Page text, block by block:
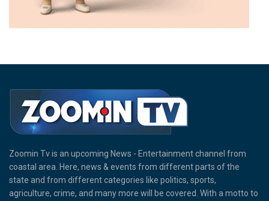
Zoomin Tv is an upcoming News - Entertainment channel from
coastal area. Here, news & events from different parts of the
state and from different categories like politics, sports,
agriculture, crime, and many more will be covered. With a motto to